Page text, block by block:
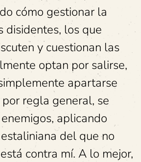
cómo gestionar la
disidentes, los que
y cuestionan las
optan por salirse,
apartarse
regla general, se
aplicando
del que no
contra mí. A lo mejor,